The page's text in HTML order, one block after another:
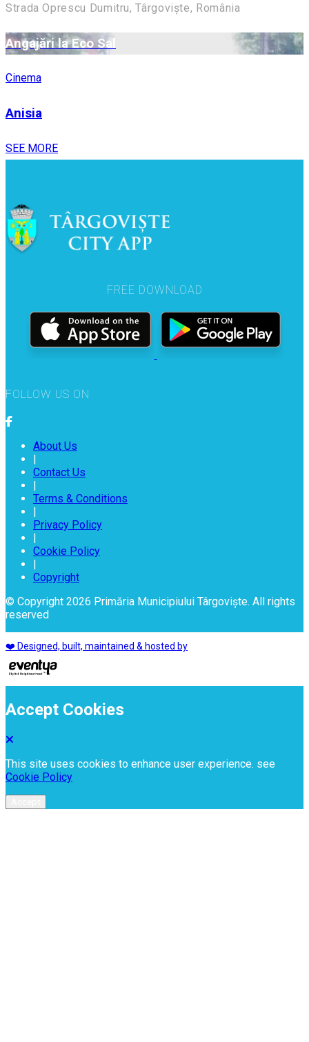
Strada Oprescu Dumitru, Târgoviște, România
Angajări la Eco Sal
Cinema
Anisia
SEE MORE
FREE DOWNLOAD
FOLLOW US ON
About Us
|
Contact Us
|
Terms & Conditions
|
Privacy Policy
|
Cookie Policy
|
Copyright
© Copyright 2026 Primăria Municipiului Târgoviște. All rights
reserved
❤️ Designed, built, maintained & hosted by
Accept Cookies
This site uses cookies to enhance user experience. see
Cookie Policy